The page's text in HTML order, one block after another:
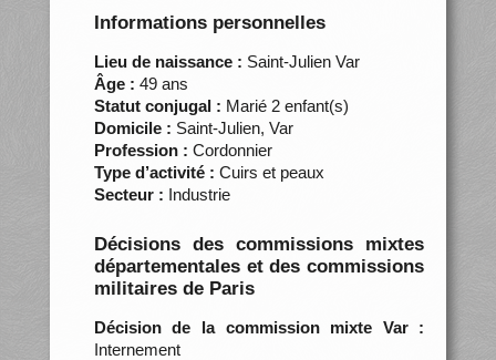
Informations personnelles
Lieu de naissance : Saint-Julien Var
Âge : 49 ans
Statut conjugal : Marié 2 enfant(s)
Domicile : Saint-Julien, Var
Profession : Cordonnier
Type d’activité : Cuirs et peaux
Secteur : Industrie
Décisions des commissions mixtes
départementales et des commissions
militaires de Paris
Décision de la commission mixte Var :
Internement